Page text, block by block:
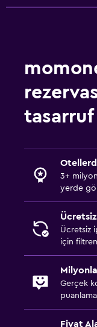
3+
yerde
Ücretsiz
için
Gerçek
Fiyat